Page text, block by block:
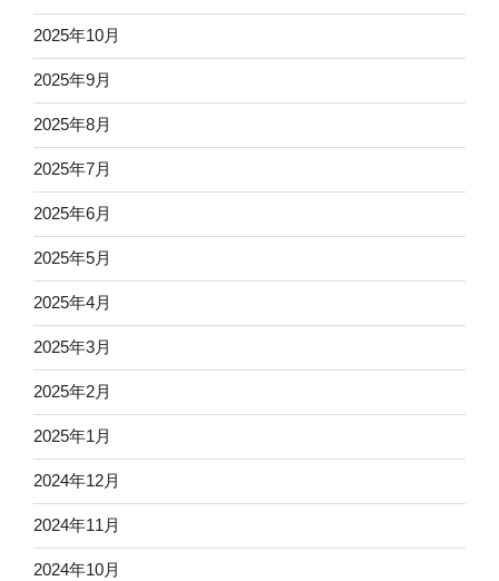
2025年10月
2025年9月
2025年8月
2025年7月
2025年6月
2025年5月
2025年4月
2025年3月
2025年2月
2025年1月
2024年12月
2024年11月
2024年10月